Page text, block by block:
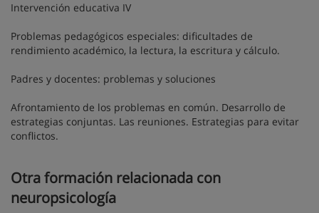
Intervención educativa IV
Problemas pedagógicos especiales: dificultades de
rendimiento académico, la lectura, la escritura y cálculo.
Padres y docentes: problemas y soluciones
Afrontamiento de los problemas en común. Desarrollo de
estrategias conjuntas. Las reuniones. Estrategias para evitar
conflictos.
Otra formación relacionada con
neuropsicología